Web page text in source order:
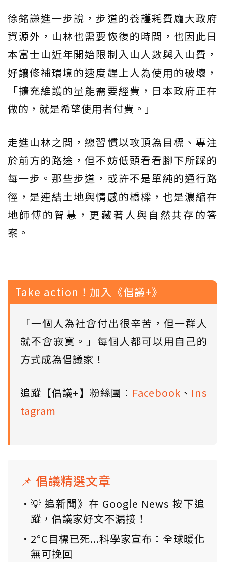
徐銘謙進一步說，步道的養護耗費龐大政府
資源外，山林也需要恢復的時間，也因此日
本富士山近年開始限制入山人數與入山費，
好讓修補環境的速度趕上人為使用的破壞，
「擴充維護的量能需要經費，日本政府正在
做的，就是希望使用者付費。」
走進山林之間，總習慣以攻頂為目標、專注
於前方的路途，但不妨低頭看看腳下所踩的
每一步。那些步道，或許不是單純的通行路
徑，是連結土地與情感的橋樑，也是濃縮在
地師傅的智慧，更藏著人與自然共存的答
案。
Take action！加入《倡議+》
「一個人為社會付出很辛苦，但一群人
就不會寂寞。」每個人都可以用自己的
方式成為倡議家！
追蹤【倡議+】粉絲團： Facebook 、 Ins
tagram
📌 倡議精選文章
💡 追新聞》在 Google News 按下追
蹤，倡議家好文不漏接！
2°C目標已死...科學家宣布：全球暖化
無可挽回